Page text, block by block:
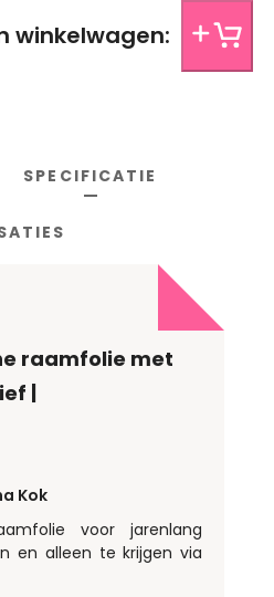
het ons weten.
winkelwagen:
SPECIFICATIE
raamfolie met
|
Kok
voor jarenlang
en alleen te krijgen via